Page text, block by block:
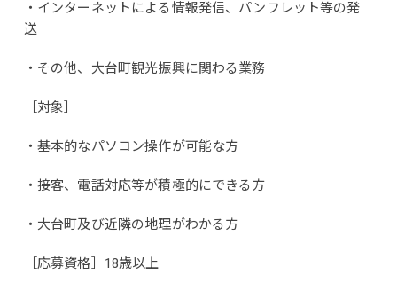
・インターネットによる情報発信、パンフレット等の発
送
・その他、大台町観光振興に関わる業務
［対象］
・基本的なパソコン操作が可能な方
・接客、電話対応等が積極的にできる方
・大台町及び近隣の地理がわかる方
［応募資格］18歳以上